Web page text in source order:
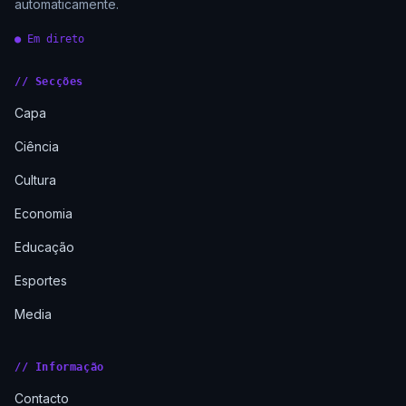
automaticamente.
● Em direto
// Secções
Capa
Ciência
Cultura
Economia
Educação
Esportes
Media
// Informação
Contacto